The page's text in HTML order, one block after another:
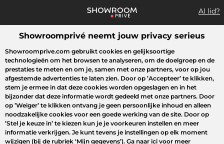
Al lid?
Wat zoek je?
Overzicht sales Sport Fashion Kids Beauty
Showroomprivé neemt jouw privacy serieus
Showroomprive.com gebruikt cookies en gelijksoortige
technologieën om het browsen te analyseren, om de doelgroep en de
prestaties te meten en om je, samen met onze partners, voor op jou
afgestemde advertenties te laten zien. Door op ’Accepteer’ te klikken,
stem je ermee in dat deze cookies worden opgeslagen en in het
bijzonder dat deze informatie wordt gedeeld met onze partners. Door
op ’Weiger’ te klikken ontvang je geen persoonlijke inhoud en alleen
noodzakelijke cookies voor een goede werking van de site. Door op
’Stel je keuze in’ te kiezen kun je je voorkeuren instellen en meer
informatie verkrijgen. Je kunt tevens je instellingen op elk moment
wijzigen (bij de rubriek ‘Mijn gegevens’). Ga naar ici voor meer